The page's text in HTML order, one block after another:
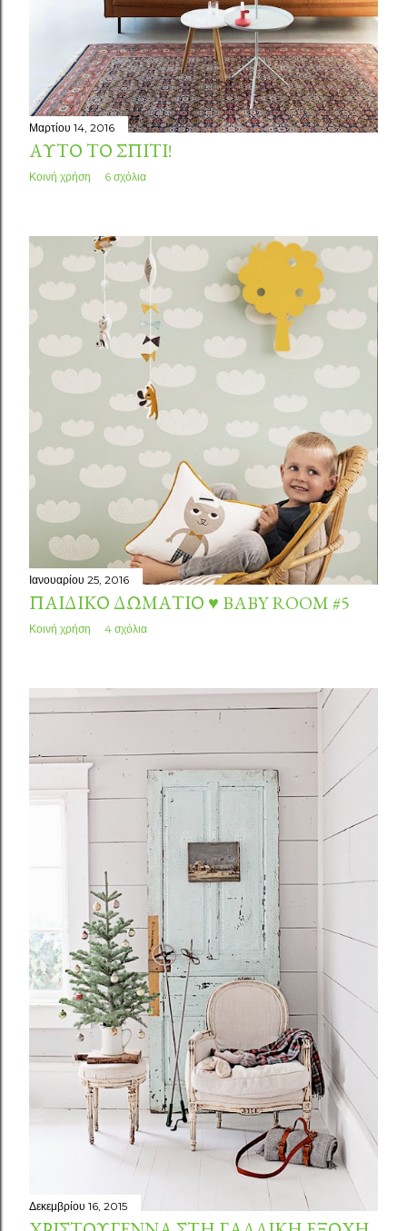
Μαρτίου 14, 2016
ΑΥΤΌ ΤΟ ΣΠΊΤΙ!
Κοινή χρήση 6 σχόλια
Ιανουαρίου 25, 2016
ΠΑΙΔΙΚΌ ΔΩΜΆΤΙΟ ♥ BABY ROOM #5
Κοινή χρήση 4 σχόλια
Δεκεμβρίου 16, 2015